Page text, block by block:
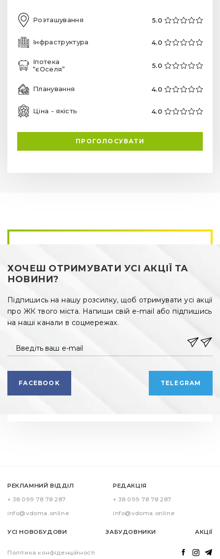
Розташування 5.0
Інфраструктура 4.0
Іпотека
“єОселя”
5.0
Планування 4.0
Ціна - якість 4.0
ПРОГОЛОСУВАТИ
ХОЧЕШ ОТРИМУВАТИ УСІ АКЦІЇ ТА
НОВИНИ?
Підпишись на нашу розсилку, щоб отримувати усі акції
про ЖК твого міста. Напиши свій e-mail або підпишись
на наші канали в соцмережах.
Введіть ваш e-mail
FACEBOOK TELEGRAM
РЕКЛАМНИЙ ВІДДІЛ
+ 38 099 78 78 287
info@vdoma.online
РЕДАКЦІЯ
+ 38 099 78 78 287
info@vdoma.online
АКЦІЇ
ЗАБУДОВНИКИ
УСІ НОВОБУДОВИ
Політика конфіденційності